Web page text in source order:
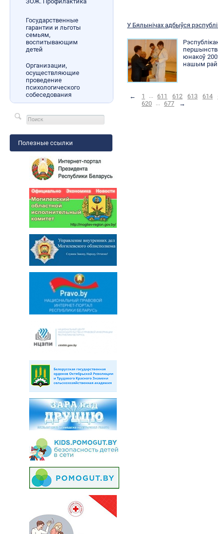
Государственные
гарантии и льготы
семьям,
воспитывающим
детей
Организации,
осуществляющие
проведение
психологического
собеседования
Полезные ссылки
У Бялынічах адбыўся
юнакоў
нашым
← 1 ... 611 612 613 614
620
... 677 →